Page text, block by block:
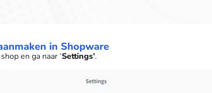
in Shopware
en ga naar ‘Settings’.